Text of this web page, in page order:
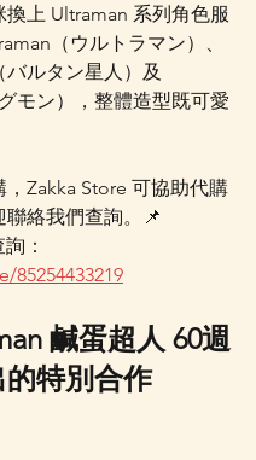
上 Ultraman 系列角色服
（ウルトラマン）、
バルタン星人）及
モン），整體造型既可愛
Zakka Store 可協助代購
聯絡我們查詢。📌
：
85254433219
鹹蛋超人 60週
特別合作